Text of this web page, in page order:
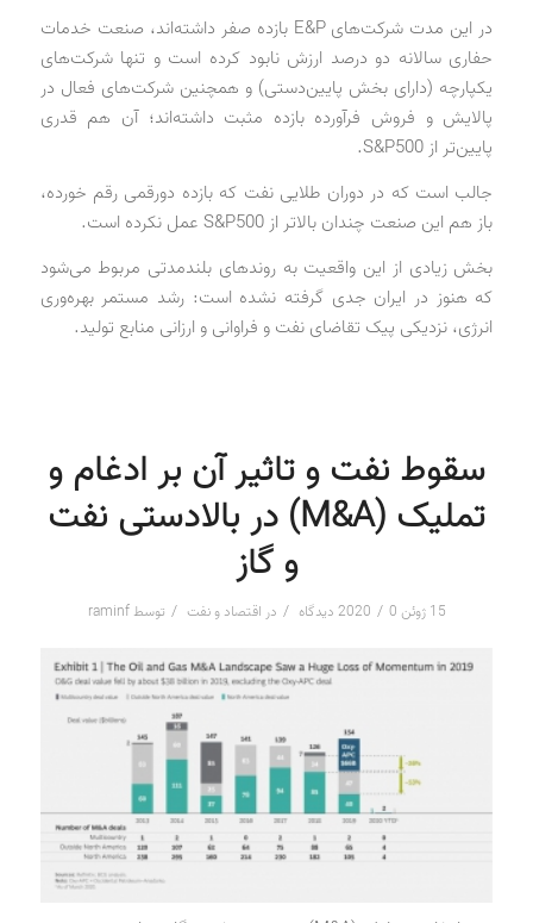
در این مدت شرکت‌های E&P بازده صفر داشته‌اند، صنعت خدمات
حفاری سالانه دو درصد ارزش نابود کرده است و تنها شرکت‌های
یکپارچه (دارای بخش پایین‌دستی) و همچنین شرکت‌های فعال در
پالایش و فروش فرآورده بازده مثبت داشته‌اند؛ آن هم قدری
پایین‌تر از S&P500.
جالب است که در دوران طلایی نفت که بازده دورقمی رقم خورده،
باز هم این صنعت چندان بالاتر از S&P500 عمل نکرده است.
بخش زیادی از این واقعیت به روندهای بلندمدتی مربوط می‌شود
که هنوز در ایران جدی گرفته نشده است: رشد مستمر بهره‌وری
انرژی، نزدیکی پیک تقاضای نفت و فراوانی و ارزانی منابع تولید.
سقوط نفت و تاثیر آن بر ادغام و
تملیک (M&A) در بالادستی نفت
و گاز
15 ژوئن 2020 / 0 دیدگاه / در اقتصاد و نفت / توسطraminf